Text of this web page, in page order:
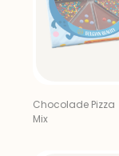
Chocolade Pizza
Mix